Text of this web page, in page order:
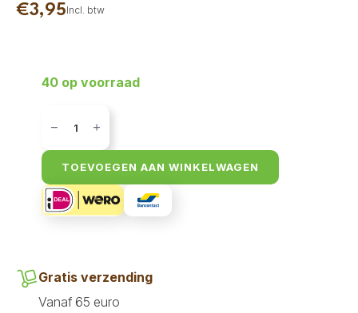
€3,95Incl. btw
40 op voorraad
Bottenbouillon
Kalkoen
230
ml
aantalTOEVOEGEN AAN WINKELWAGEN
Gratis verzending
Vanaf 65 euro